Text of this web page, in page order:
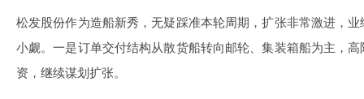
松发股份作为造船新秀，无疑踩准本轮周期，扩张非常激进，
小觑。一是订单交付结构从散货船转向邮轮、集装箱船为主，
资，继续谋划扩张。